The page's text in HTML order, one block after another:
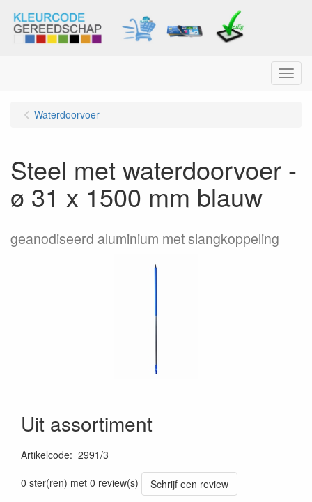
Menu
Waterdoorvoer
Steel met waterdoorvoer -
ø 31 x 1500 mm blauw
geanodiseerd aluminium met slangkoppeling
Uit assortiment
Artikelcode: 2991/3
0 ster(ren) met 0 review(s)
Schrijf een review